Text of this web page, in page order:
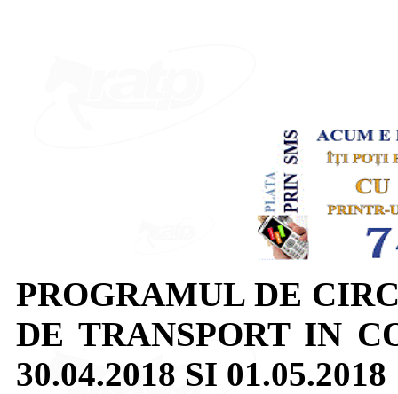
PROGRAMUL DE
DE TRANSPORT IN
30.04.2018 SI 01.05.2018